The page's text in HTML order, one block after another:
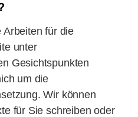
Arbeiten für die
unter
Gesichtspunkten
um die
Wir können
für Sie schreiben oder